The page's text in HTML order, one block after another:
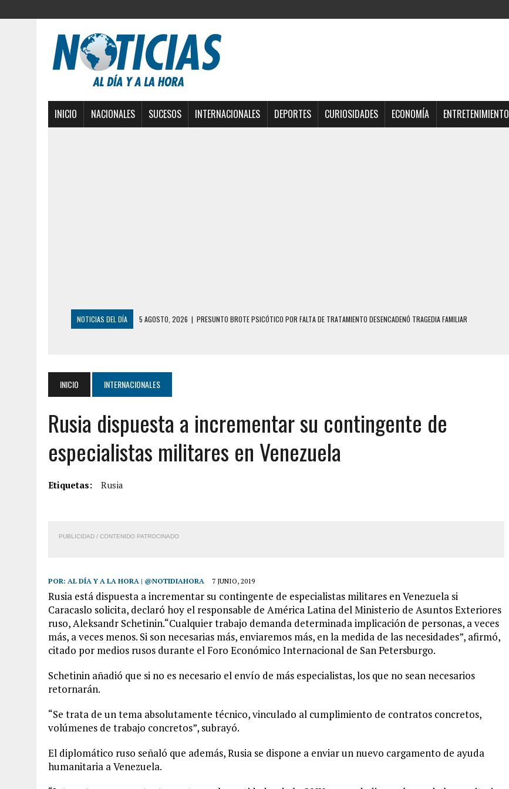
INICIO NACIONALES SUCESOS INTERNACIONALES DEPORTES CURIOSIDADES ECONOMÍA ENTRETENIMIENTO
NOTICIAS DEL DÍA 5 AGOSTO, 2026 | PRESUNTO BROTE PSICÓTICO POR FALTA DE TRATAMIENTO DESENCADENÓ TRAGEDIA FAMILIAR
3 AGOSTO, 2026 | YARACUY: INTENTÓ DESCONECTAR SU NEVERA MIENTRAS LA CASA SE INUNDABA
2 AGOSTO, 2026
AYUDABA A PERSONAS EN SITUACIÓN DE CALLE Y MURIÓ A MANOS DE VARIOS DE ELLOS EN MATURÍN
2 AGOSTO, 2026 | COLAPSÓ TECHO DE UNA VIVIENDA EN EL CENTRO DE CARACAS CON MÁS DE 20 PERSONAS ADENTRO
2 AGOSTO, 2026
FALCÓN: MUJER ATACÓ CON UN CUCHILLO A SUS HIJOS, UNO PERDIÓ LA VIDA
INICIO INTERNACIONALES
Rusia dispuesta a incrementar su contingente de
especialistas militares en Venezuela
Etiquetas: Rusia
PUBLICIDAD / CONTENIDO PATROCINADO
POR: AL DÍA Y A LA HORA | @NOTIDIAHORA 7 JUNIO, 2019
Rusia está dispuesta a incrementar su contingente de especialistas militares en Venezuela si
Caracaslo solicita, declaró hoy el responsable de América Latina del Ministerio de Asuntos Exteriores
ruso, Aleksandr Schetinin.“Cualquier trabajo demanda determinada implicación de personas, a veces
más, a veces menos. Si son necesarias más, enviaremos más, en la medida de las necesidades”, afirmó,
citado por medios rusos durante el Foro Económico Internacional de San Petersburgo.
Schetinin añadió que si no es necesario el envío de más especialistas, los que no sean necesarios
retornarán.
“Se trata de un tema absolutamente técnico, vinculado al cumplimiento de contratos concretos,
volúmenes de trabajo concretos”, subrayó.
El diplomático ruso señaló que además, Rusia se dispone a enviar un nuevo cargamento de ayuda
humanitaria a Venezuela.